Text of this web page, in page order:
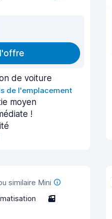
de voiture
de l'emplacement
moyen
!
similaire Mini
3